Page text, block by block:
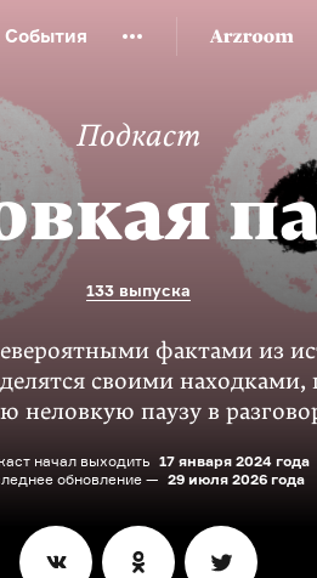
События
Третьяковка Онлайн-
Русский язык от «гой еси» до «лол
Русская литература XX века
Подкаст
133 выпуска
фактами из
своими находками,
неловкую паузу в
начал выходить 17 января 2024 года
обновление — 29 июля 2026 года